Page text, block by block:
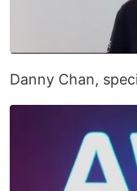
Danny Chan,